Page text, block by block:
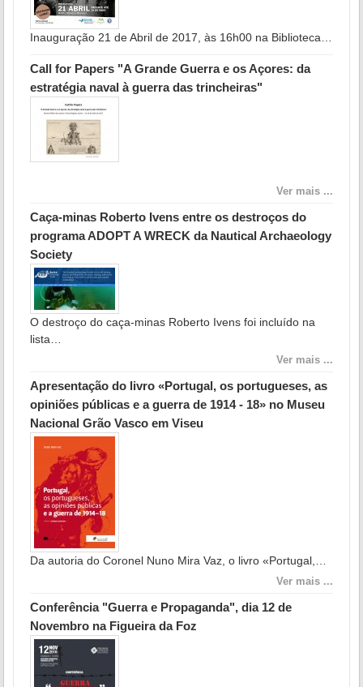
Inauguração 21 de Abril de 2017, às 16h00 na Biblioteca…
Call for Papers "A Grande Guerra e os Açores: da
estratégia naval à guerra das trincheiras"
Ver mais ...
Caça-minas Roberto Ivens entre os destroços do
programa ADOPT A WRECK da Nautical Archaeology
Society
O destroço do caça-minas Roberto Ivens foi incluído na
lista…
Ver mais ...
Apresentação do livro «Portugal, os portugueses, as
opiniões públicas e a guerra de 1914 - 18» no Museu
Nacional Grão Vasco em Viseu
Da autoria do Coronel Nuno Mira Vaz, o livro «Portugal,…
Ver mais ...
Conferência "Guerra e Propaganda", dia 12 de
Novembro na Figueira da Foz